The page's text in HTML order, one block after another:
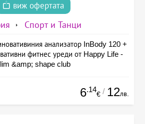
виж офертата
Спорт и Танци
анализатор InBody 120 +
фитнес уреди от Happy Life -
&amp; shape club
6.14
€ / 12лв.